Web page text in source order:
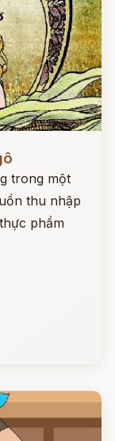
trong một
thu nhập
phẩm